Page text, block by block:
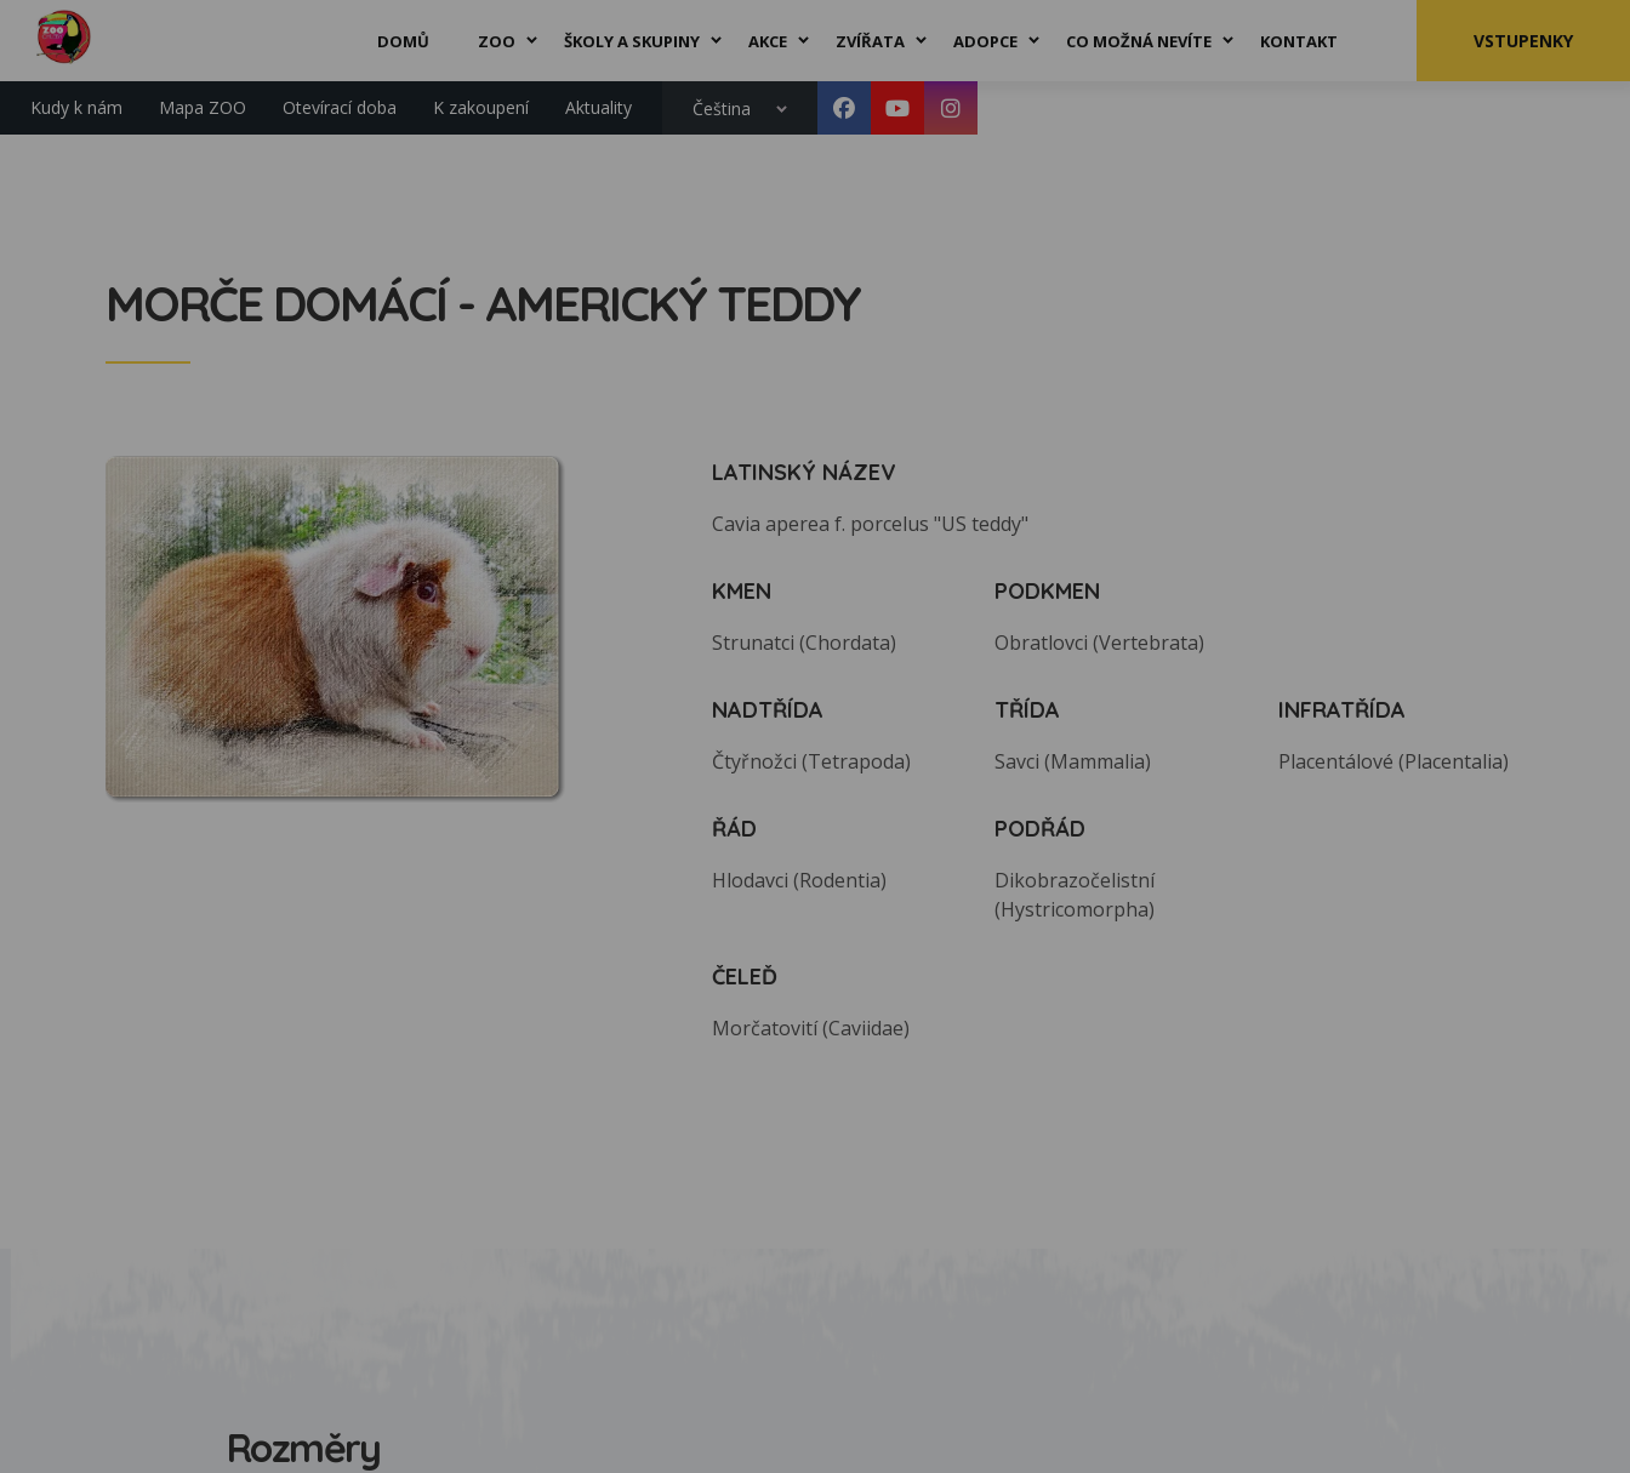
DOMŮ ZOO ŠKOLY A SKUPINY AKCE ZVÍŘATA ADOPCE CO MOŽNÁ NEVÍTE KONTAKT VSTUPENKY
Kudy k nám Mapa ZOO Otevírací doba K zakoupení Aktuality Čeština
MORČE DOMÁCÍ - AMERICKÝ TEDDY
LATINSKÝ NÁZEV
Cavia aperea f. porcelus "US teddy"
KMEN
Strunatci (Chordata)
PODKMEN
Obratlovci (Vertebrata)
NADTŘÍDA
Čtyřnožci (Tetrapoda)
TŘÍDA
Savci (Mammalia)
INFRATŘÍDA
Placentálové (Placentalia)
ŘÁD
Hlodavci (Rodentia)
PODŘÁD
Dikobrazočelistní
(Hystricomorpha)
ČELEĎ
Morčatovití (Caviidae)
Rozměry